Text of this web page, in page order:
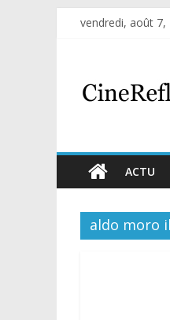
vendredi, août 7,
ACTU
aldo moro